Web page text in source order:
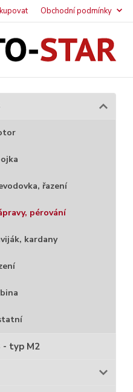
Obchodní podmínky
řazení
pérování
kardany
- typ M2